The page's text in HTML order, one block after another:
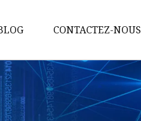
CONTACTEZ-NOUS